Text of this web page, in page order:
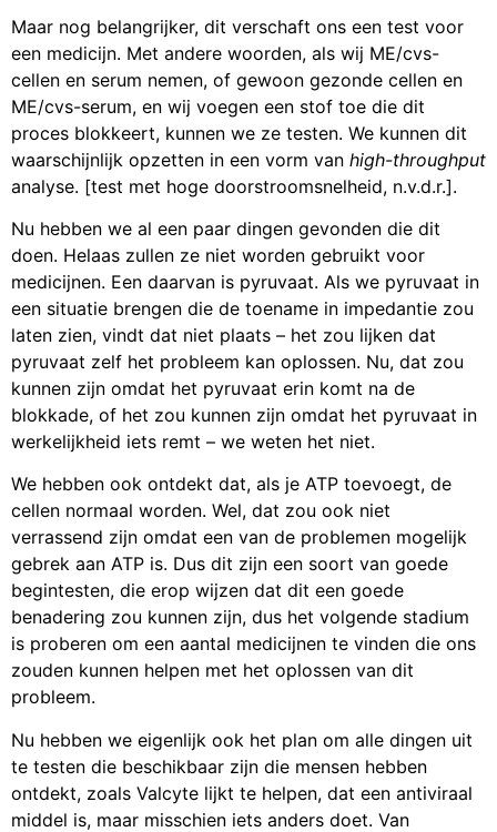
Maar nog belangrijker, dit verschaft ons een test voor
een medicijn. Met andere woorden, als wij ME/cvs-
cellen en serum nemen, of gewoon gezonde cellen en
ME/cvs-serum, en wij voegen een stof toe die dit
proces blokkeert, kunnen we ze testen. We kunnen dit
waarschijnlijk opzetten in een vorm van high-throughput
analyse. [test met hoge doorstroomsnelheid, n.v.d.r.].
Nu hebben we al een paar dingen gevonden die dit
doen. Helaas zullen ze niet worden gebruikt voor
medicijnen. Een daarvan is pyruvaat. Als we pyruvaat in
een situatie brengen die de toename in impedantie zou
laten zien, vindt dat niet plaats – het zou lijken dat
pyruvaat zelf het probleem kan oplossen. Nu, dat zou
kunnen zijn omdat het pyruvaat erin komt na de
blokkade, of het zou kunnen zijn omdat het pyruvaat in
werkelijkheid iets remt – we weten het niet.
We hebben ook ontdekt dat, als je ATP toevoegt, de
cellen normaal worden. Wel, dat zou ook niet
verrassend zijn omdat een van de problemen mogelijk
gebrek aan ATP is. Dus dit zijn een soort van goede
begintesten, die erop wijzen dat dit een goede
benadering zou kunnen zijn, dus het volgende stadium
is proberen om een aantal medicijnen te vinden die ons
zouden kunnen helpen met het oplossen van dit
probleem.
Nu hebben we eigenlijk ook het plan om alle dingen uit
te testen die beschikbaar zijn die mensen hebben
ontdekt, zoals Valcyte lijkt te helpen, dat een antiviraal
middel is, maar misschien iets anders doet. Van